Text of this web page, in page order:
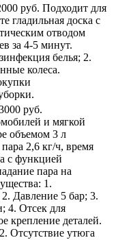
руб. Подходит для
гладильная доска с
отводом
за 4-5 минут.
белья; 2.
колеса.
руб.
и мягкой
объемом 3 л
2,6 кг/ч, время
с функцией
пара на
1.
Давление 5 бар; 3.
4. Отсек для
крепление деталей.
Отсутствие утюга